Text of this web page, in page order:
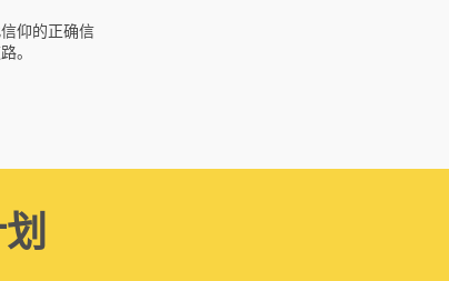
仰的正确信
。